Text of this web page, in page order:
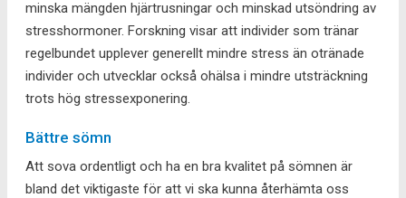
minska mängden hjärtrusningar och minskad utsöndring av
stresshormoner. Forskning visar att individer som tränar
regelbundet upplever generellt mindre stress än otränade
individer och utvecklar också ohälsa i mindre utsträckning
trots hög stressexponering.
Bättre sömn
Att sova ordentligt och ha en bra kvalitet på sömnen är
bland det viktigaste för att vi ska kunna återhämta oss